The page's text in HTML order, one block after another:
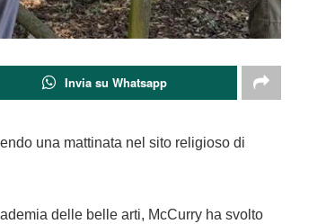
Invia su Whatsapp
una mattinata nel sito religioso di
delle belle arti, McCurry ha svolto